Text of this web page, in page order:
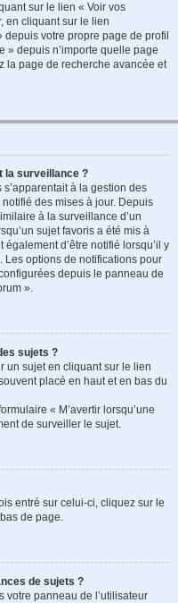
sur le lien « Voir vos
en cliquant sur le lien
votre propre page de profil
» depuis n’importe quelle page
la page de recherche avancée et
la surveillance ?
à la gestion des
des mises à jour. Depuis
à la surveillance d’un
sujet favoris a été mis à
d’être notifié lorsqu’il y
Les options de notifications pour
depuis le panneau de
».
sujets ?
un sujet en cliquant sur le lien
placé en haut et en bas du
« M’avertir lorsqu’une
de surveiller le sujet.
entré sur celui-ci, cliquez sur le
de page.
de sujets ?
votre panneau de l’utilisateur